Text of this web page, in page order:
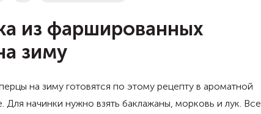
из фаршированных
зиму
на зиму готовятся по этому рецепту в ароматной
Для начинки нужно взять баклажаны, морковь и лук. Все